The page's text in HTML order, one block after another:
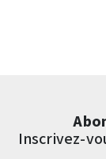
Inscrivez-